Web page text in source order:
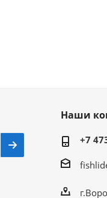
Наши
+7